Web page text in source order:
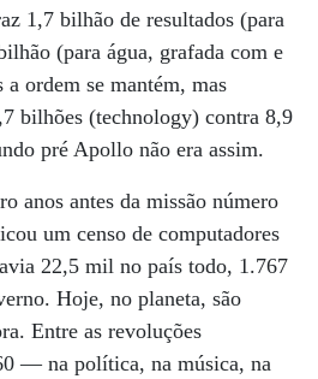
1,7 bilhão de resultados (para
(para água, grafada com e
ordem se mantém, mas
bilhões (technology) contra 8,9
pré Apollo não era assim.
anos antes da missão número
um censo de computadores
22,5 mil no país todo, 1.767
Hoje, no planeta, são
Entre as revoluções
— na política, na música, na